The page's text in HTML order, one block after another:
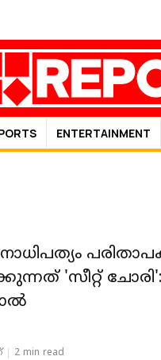
ENTERTAINMENT
'സീറ്റ്
2 min read